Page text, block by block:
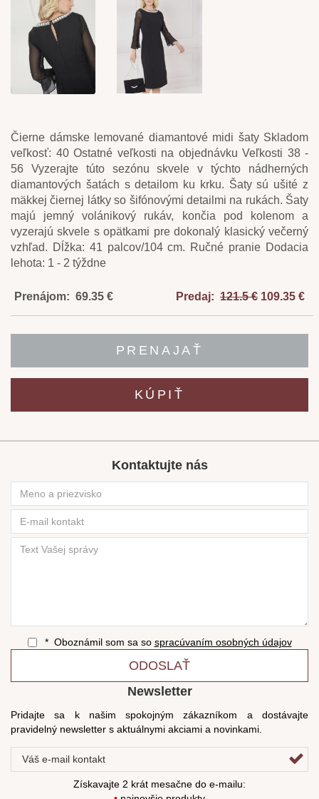
Čierne dámske lemované diamantové midi šaty Skladom
veľkosť: 40 Ostatné veľkosti na objednávku Veľkosti 38 -
56 Vyzerajte túto sezónu skvele v týchto nádherných
diamantových šatách s detailom ku krku. Šaty sú ušité z
mäkkej čiernej látky so šifónovými detailmi na rukách. Šaty
majú jemný volánikový rukáv, končia pod kolenom a
vyzerajú skvele s opätkami pre dokonalý klasický večerný
vzhľad. Dĺžka: 41 palcov/104 cm. Ručné pranie Dodacia
lehota: 1 - 2 týždne
Prenájom: 69.35 € Predaj: 121.5 € 109.35 €
PRENAJAŤ
KÚPIŤ
Kontaktujte nás
* Oboznámil som sa so spracúvaním osobných údajov
ODOSLAŤ
Newsletter
Pridajte sa k našim spokojným zákazníkom a dostávajte
pravidelný newsletter s aktuálnymi akciami a novinkami.
Získavajte 2 krát mesačne do e-mailu: